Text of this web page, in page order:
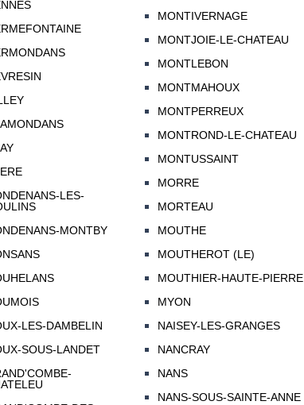
LES-
MONTBY
LES-DAMBELIN
SOUS-LANDET
MONTIVERNAGE
MONTJOIE-LE-CHATEAU
MONTLEBON
MONTMAHOUX
MONTPERREUX
MONTROND-LE-CHATEAU
MONTUSSAINT
MORRE
MORTEAU
MOUTHE
MOUTHEROT (LE)
MOUTHIER-HAUTE-PIERRE
MYON
NAISEY-LES-GRANGES
NANCRAY
NANS
NANS-SOUS-SAINTE-ANNE